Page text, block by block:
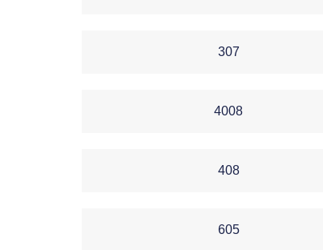
307
4008
408
605